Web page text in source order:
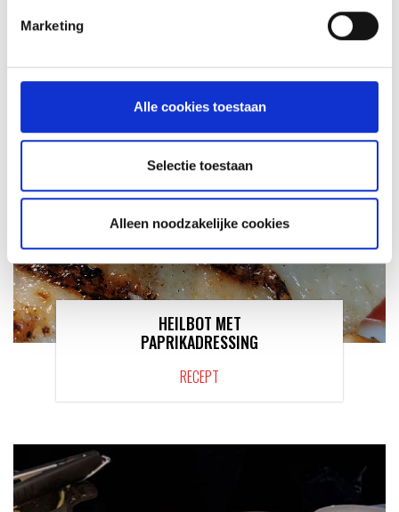
Marketing
Alle cookies toestaan
Selectie toestaan
Alleen noodzakelijke cookies
HEILBOT MET
PAPRIKADRESSING
RECEPT